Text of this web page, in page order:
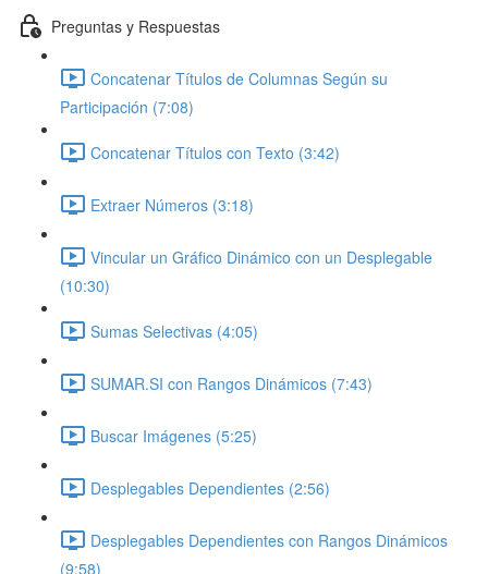
Preguntas y Respuestas
Concatenar Títulos de Columnas Según su
Participación (7:08)
Concatenar Títulos con Texto (3:42)
Extraer Números (3:18)
Vincular un Gráfico Dinámico con un Desplegable
(10:30)
Sumas Selectivas (4:05)
SUMAR.SI con Rangos Dinámicos (7:43)
Buscar Imágenes (5:25)
Desplegables Dependientes (2:56)
Desplegables Dependientes con Rangos Dinámicos
(9:58)